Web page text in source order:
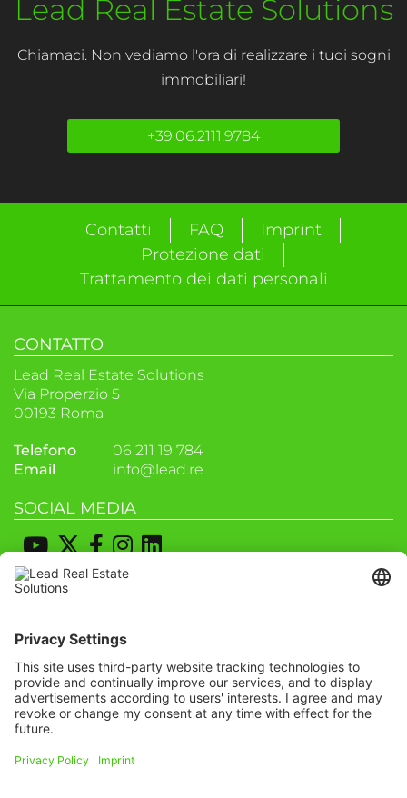
Lead Real Estate Solutions
Chiamaci. Non vediamo l'ora di realizzare i tuoi sogni
immobiliari!
+39.06.2111.9784
Contatti FAQ
Imprint
Protezione dati
Trattamento dei dati personali
CONTATTO
Lead Real Estate Solutions
Via Properzio 5
00193 Roma
Telefono
06 211 19 784
Email
info@lead.re
SOCIAL MEDIA
POSIZIONE & PIANIFICAZIONE DEL
PERCORSO
We need your consent to load the
OpenStreetMap service!
We use OpenStreetMap to embed
your activity. Please review the details
Iscriviti alla nostra
newsletter
Iscriviti oggi stesso gratuitamente e sii il primo
a scoprire tutte le novità.